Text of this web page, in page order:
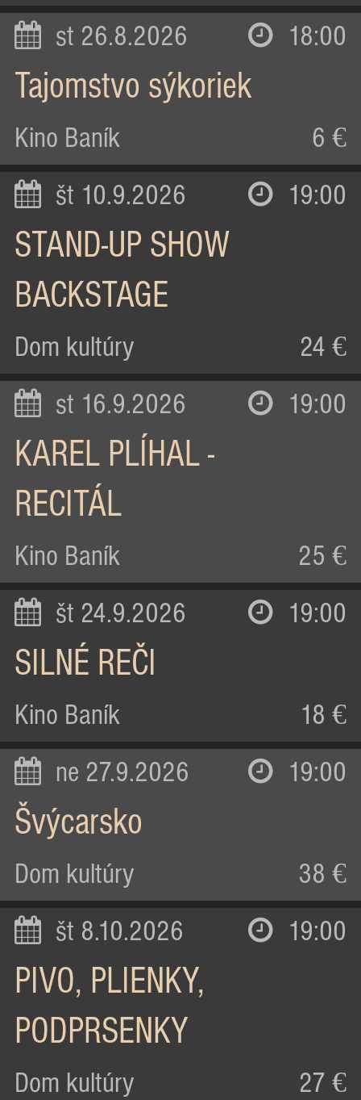
st 26.8.2026 18:00
Tajomstvo sýkoriek
Kino Baník 6 €
št 10.9.2026 19:00
STAND-UP SHOW
BACKSTAGE
Dom kultúry 24 €
st 16.9.2026 19:00
KAREL PLÍHAL -
RECITÁL
Kino Baník 25 €
št 24.9.2026 19:00
SILNÉ REČI
Kino Baník 18 €
ne 27.9.2026 19:00
Švýcarsko
Dom kultúry 38 €
št 8.10.2026 19:00
PIVO, PLIENKY,
PODPRSENKY
Dom kultúry 27 €